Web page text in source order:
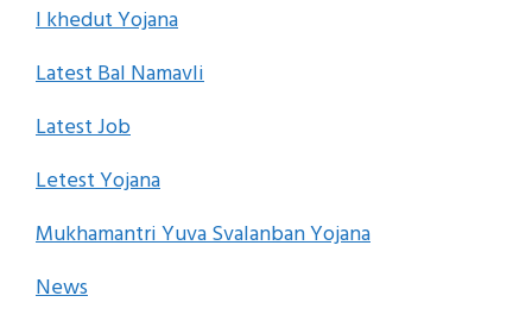
I khedut Yojana
Latest Bal Namavli
Latest Job
Letest Yojana
Mukhamantri Yuva Svalanban Yojana
News